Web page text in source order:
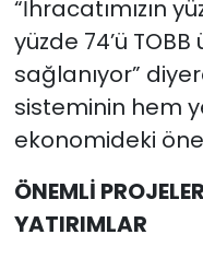
“İhracatımızın
yüzde 74’ü
sağlanıyor”
sisteminin hem
ekonomideki
ÖNEMLİ
YATIRIMLAR